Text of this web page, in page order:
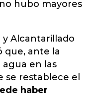
hubo mayores
Alcantarillado
que, ante la
en las
restablece el
haber